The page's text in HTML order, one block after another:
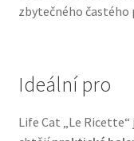
Purizon pro psy
zbytečného častého
Ideální pro
Life Cat „Le